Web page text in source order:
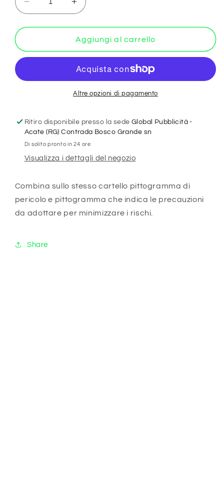
Diminuisci
quantità
per
&quot;Carichi
sospesi,
casco
protezione
obbligatorio&quot;
in
Adesivo
Resistente,
Pannello
Forex,
In
Alluminio
Plexiglas
Aumenta
quantità
per
&quot;Carichi
sospesi,
di
protezione
obbligatorio&quot;
in
Resistente,
Pannello
Forex,
In
Alluminio
Aggiungi al carrello
Altre opzioni di pagamento
Ritiro disponibile presso la sede Global Pubblicità -
Acate (RG) Contrada Bosco Grande sn
Di solito pronto in 24 ore
Visualizza i dettagli del negozio
Combina sullo stesso cartello pittogramma di
pericolo e pittogramma che indica le precauzioni
da adottare per minimizzare i rischi.
Share